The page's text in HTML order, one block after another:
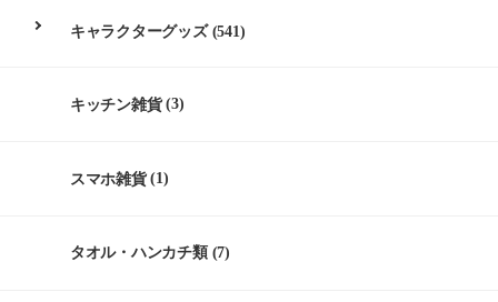
キャラクターグッズ(541)
キッチン雑貨(3)
スマホ雑貨(1)
タオル・ハンカチ類(7)